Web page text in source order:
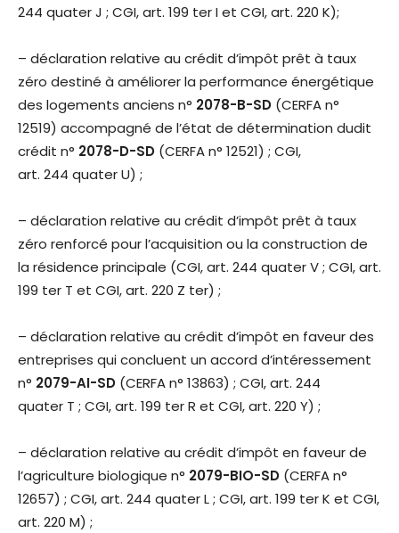
244 quater J ; CGI, art. 199 ter I et CGI, art. 220 K);
– déclaration relative au crédit d’impôt prêt à taux
zéro destiné à améliorer la performance énergétique
des logements anciens n° 2078-B-SD (CERFA n°
12519) accompagné de l’état de détermination dudit
crédit n° 2078-D-SD (CERFA n° 12521) ; CGI,
art. 244 quater U) ;
– déclaration relative au crédit d’impôt prêt à taux
zéro renforcé pour l’acquisition ou la construction de
la résidence principale (CGI, art. 244 quater V ; CGI, art.
199 ter T et CGI, art. 220 Z ter) ;
– déclaration relative au crédit d’impôt en faveur des
entreprises qui concluent un accord d’intéressement
n° 2079-AI-SD (CERFA n° 13863) ; CGI, art. 244
quater T ; CGI, art. 199 ter R et CGI, art. 220 Y) ;
– déclaration relative au crédit d’impôt en faveur de
l’agriculture biologique n° 2079-BIO-SD (CERFA n°
12657) ; CGI, art. 244 quater L ; CGI, art. 199 ter K et CGI,
art. 220 M) ;